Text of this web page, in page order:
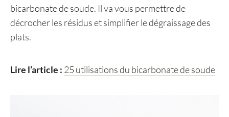
bicarbonate de soude. Il va vous permettre de
décrocher les résidus et simplifier le dégraissage des
plats.
Lire l’article : 25 utilisations du bicarbonate de soude